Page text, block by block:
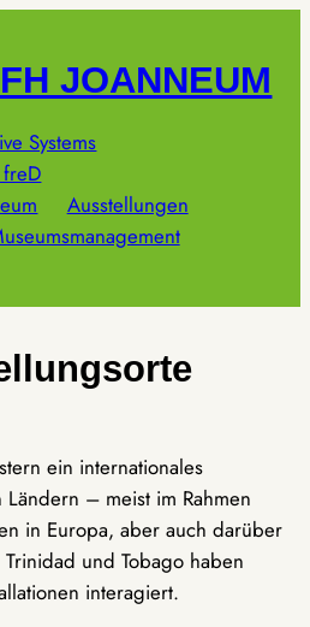
JOANNEUM
Systems
Ausstellungen
ein internationales
– meist im Rahmen
in Europa, aber auch darüber
und Tobago haben
interagiert.